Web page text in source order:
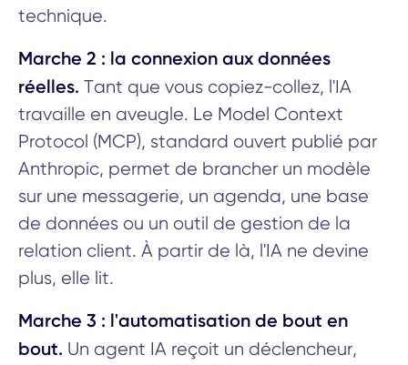
technique.
Marche 2 : la connexion aux données
réelles. Tant que vous copiez-collez, l'IA
travaille en aveugle. Le Model Context
Protocol (MCP), standard ouvert publié par
Anthropic, permet de brancher un modèle
sur une messagerie, un agenda, une base
de données ou un outil de gestion de la
relation client. À partir de là, l'IA ne devine
plus, elle lit.
Marche 3 : l'automatisation de bout en
bout. Un agent IA reçoit un déclencheur,